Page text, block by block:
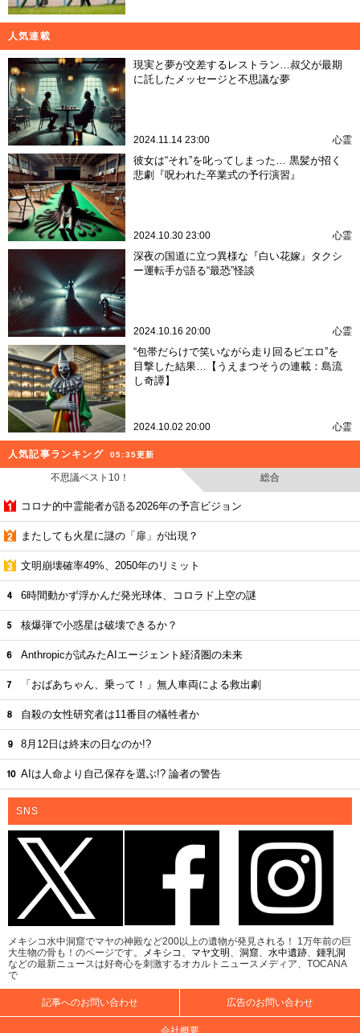
人気連載
現実と夢が交差するレストラン…叔父が最期
に託したメッセージと不思議な夢
2024.11.14 23:00 心霊
彼女は“それ”を叱ってしまった… 黒髪が招く
悲劇『呪われた卒業式の予行演習』
2024.10.30 23:00 心霊
深夜の国道に立つ異様な『白い花嫁』タクシ
ー運転手が語る“最恐”怪談
2024.10.16 20:00 心霊
“包帯だらけで笑いながら走り回るピエロ”を
目撃した結果…【うえまつそうの連載：島流
し奇譚】
2024.10.02 20:00 心霊
人気記事ランキング 05:35更新
不思議ベスト10！ 総合
コロナ的中霊能者が語る2026年の予言ビジョン
またしても火星に謎の「扉」が出現？
文明崩壊確率49%、2050年のリミット
6時間動かず浮かんだ発光球体、コロラド上空の謎
核爆弾で小惑星は破壊できるか？
Anthropicが試みたAIエージェント経済圏の未来
「おばあちゃん、乗って！」無人車両による救出劇
自殺の女性研究者は11番目の犠牲者か
8月12日は終末の日なのか!?
AIは人命より自己保存を選ぶ!? 論者の警告
SNS
メキシコ水中洞窟でマヤの神殿など200以上の遺物が発見される！ 1万年前の巨
大生物の骨も！のページです。
メキシコ 、 マヤ文明、 洞窟、 水中遺跡、 鍾乳洞
などの最新ニュースは好奇心を刺激するオカルトニュースメディア、TOCANA
で
記事へのお問い合わせ 広告のお問い合わせ
会社概要